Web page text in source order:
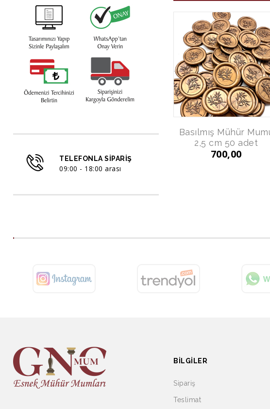
TELEFONLA SIPARIŞ
09:00 - 18:00 arası
Basılmış Mühür
2,5 cm 50 adet
700,00
BILGILER
Sipariş
Teslimat